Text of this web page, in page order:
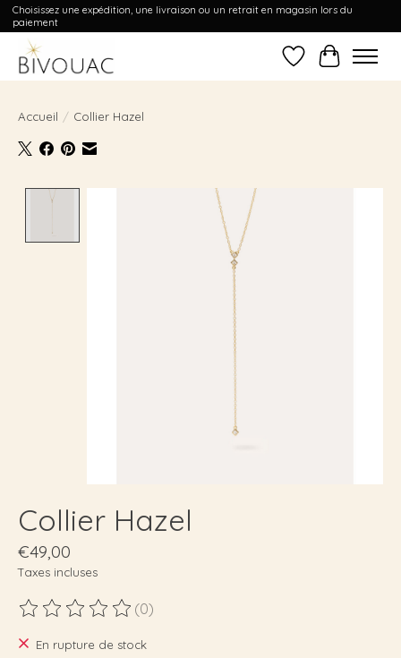
Choisissez une expédition, une livraison ou un retrait en magasin lors du
paiement
Liste dePanier
Accueil / Collier Hazel
Product image slideshow Items
Collier Hazel
€49,00
Taxes incluses
Ce produit est évalué à
(0)
En rupture de stock